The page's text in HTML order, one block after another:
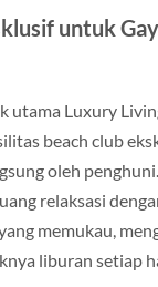
untuk
utama Luxury
beach club
oleh
relaksasi
memukau,
liburan setiap